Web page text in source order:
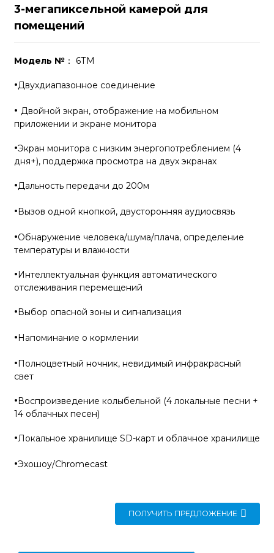
3-мегапиксельной камерой для
помещений
Модель №： 6ТМ
·Двухдиапазонное соединение
· Двойной экран, отображение на мобильном
приложении и экране монитора
·Экран монитора с низким энергопотреблением (4
дня+), поддержка просмотра на двух экранах
·Дальность передачи до 200м
·Вызов одной кнопкой, двусторонняя аудиосвязь
·Обнаружение человека/шума/плача, определение
температуры и влажности
·Интеллектуальная функция автоматического
отслеживания перемещений
·Выбор опасной зоны и сигнализация
·Напоминание о кормлении
·Полноцветный ночник, невидимый инфракрасный
свет
·Воспроизведение колыбельной (4 локальные песни +
14 облачных песен)
·Локальное хранилище SD-карт и облачное хранилище
·Эхошоу/Chromecast
ПОЛУЧИТЬ ПРЕДЛОЖЕНИЕ